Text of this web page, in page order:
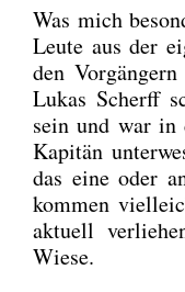
Was mich
Leu­te aus der
den
Lukas Scherff
sein und war in
Kapi­tän
das eine oder
kom­men
aktu­ell
Wie­se.